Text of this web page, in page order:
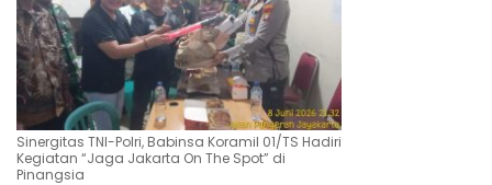
Sinergitas TNI-Polri, Babinsa Koramil 01/TS Hadiri
Kegiatan “Jaga Jakarta On The Spot” di
Pinangsia